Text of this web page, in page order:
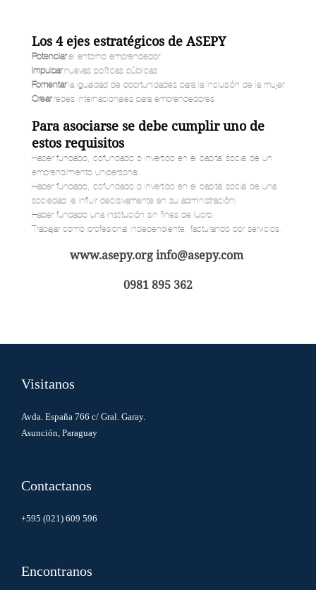
Los 4 ejes estratégicos de ASEPY
Potenciar el entorno emprendedor
Impulsar nuevas políticas públicas
Fomentar la igualdad de oportunidades para la inclusión de la mujer
Crear redes internacionales para emprendedores
Para asociarse se debe cumplir uno de
estos requisitos
Haber fundado, cofundado o invertido en el capital social de un
emprendimiento unipersonal.
Haber fundado, cofundado o invertido en el capital social de una
sociedad (e influir decisivamente en su administración).
Haber fundado una institución sin fines de lucro.
Trabajar como profesional independiente, facturando por servicios.
www.asepy.org info@asepy.com
0981 895 362
Visitanos
Avda. España 766 c/ Gral. Garay.
Asunción, Paraguay
Contactanos
+595 (021) 609 596
Encontranos